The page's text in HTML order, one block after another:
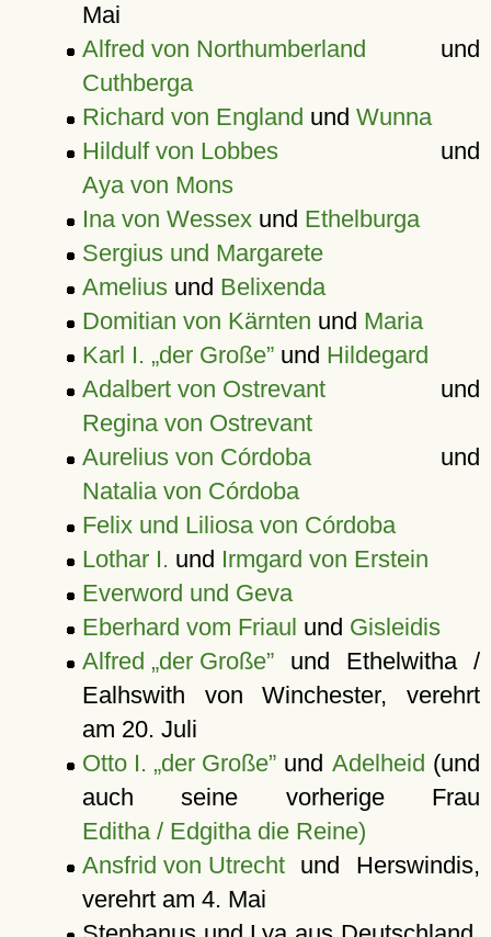
Mai
Alfred von Northumberland und
Cuthberga
Richard von England und Wunna
Hildulf von Lobbesund
Aya von Mons
Ina von Wessexund Ethelburga
Sergius und Margarete
Ameliusund Belixenda
Domitian von Kärnten und Maria
Karl I. „der Große”und Hildegard
Adalbert von Ostrevantund
Regina von Ostrevant
Aurelius von Córdobaund
Natalia von Córdoba
Felix und Liliosa von Córdoba
Lothar I. und Irmgard von Erstein
Everword und Geva
Eberhard vom Friaul und Gisleidis
Alfred „der Große”und Ethelwitha /
Ealhswith von Winchester, verehrt
am 20. Juli
Otto I. „der Große”und Adelheid (und
auch seine vorherige Frau
Editha / Edgitha die Reine)
Ansfrid von Utrechtund Herswindis,
verehrt am 4. Mai